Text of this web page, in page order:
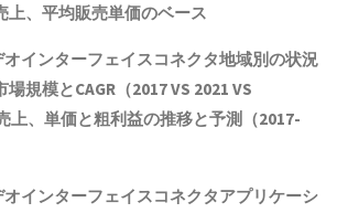
上、平均販売単価のベース
インターフェイスコネクタ地域別の状況
規模とCAGR （2017 VS 2021 VS
上、単価と粗利益の推移と予測（2017-
インターフェイスコネクタアプリケーシ